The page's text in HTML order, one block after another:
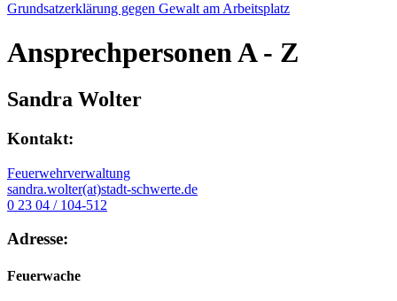
Grundsatzerklärung gegen Gewalt am Arbeitsplatz
AnsprechpersonenA - Z
Sandra Wolter
Kontakt:
Feuerwehrverwaltung
sandra.wolter(at)stadt-schwerte.de
0 23 04 / 104-512
Adresse:
Feuerwache